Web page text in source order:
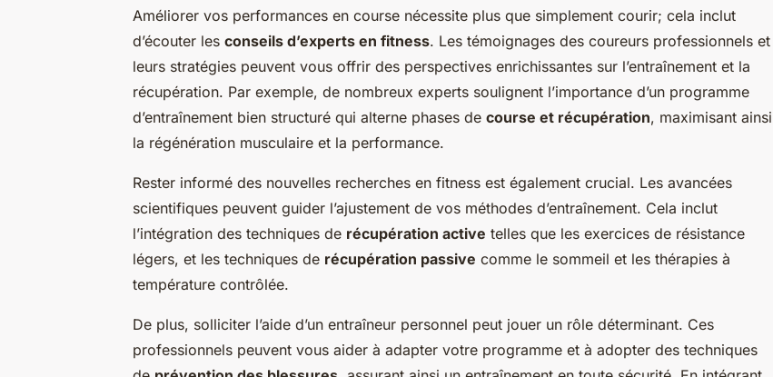
Améliorer vos performances en course nécessite plus que simplement courir; cela inclut
d’écouter les conseils d’experts en fitness. Les témoignages des coureurs professionnels et
leurs stratégies peuvent vous offrir des perspectives enrichissantes sur l’entraînement et la
récupération. Par exemple, de nombreux experts soulignent l’importance d’un programme
d’entraînement bien structuré qui alterne phases de course et récupération, maximisant ainsi
la régénération musculaire et la performance.
Rester informé des nouvelles recherches en fitness est également crucial. Les avancées
scientifiques peuvent guider l’ajustement de vos méthodes d’entraînement. Cela inclut
l’intégration des techniques de récupération active telles que les exercices de résistance
légers, et les techniques de récupération passive comme le sommeil et les thérapies à
température contrôlée.
De plus, solliciter l’aide d’un entraîneur personnel peut jouer un rôle déterminant. Ces
professionnels peuvent vous aider à adapter votre programme et à adopter des techniques